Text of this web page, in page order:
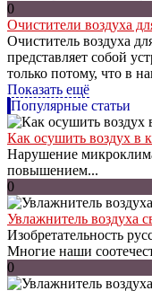
0
Очистители воздуха
Очиститель воздуха
представляет собой
только потому, что в
Показать ещё
Популярные статьи
Как осушить воздух в
Нарушение
повышением...
0
Увлажнитель воздуха
Изобретательность
Многие наши
0